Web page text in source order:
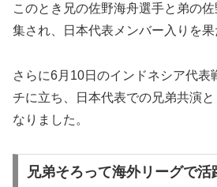
このとき兄の佐野海舟選手と弟の
集され、日本代表メンバー入りを果
さらに6月10日のインドネシア代表
チに立ち、日本代表での兄弟共演
なりました。
兄弟そろって海外リーグで活